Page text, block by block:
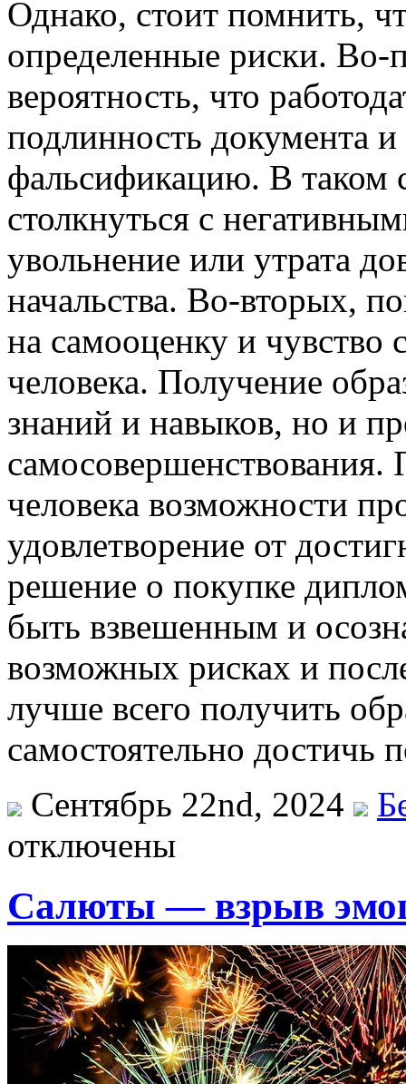
Однако, стоит помнить,
определенные риски. Во-
вероятность, что
подлинность документа
фальсификацию. В таком
столкнуться с
увольнение или утрата
начальства. Во-вторых,
на самооценку и чувство
человека. Получение
знаний и навыков, но и
человека возможности
удовлетворение от
решение о покупке
быть взвешенным и
возможных рисках и
лучше всего получить
самостоятельно достичь
Сентябрь 22nd, 2024
отключены
Салюты — взрыв